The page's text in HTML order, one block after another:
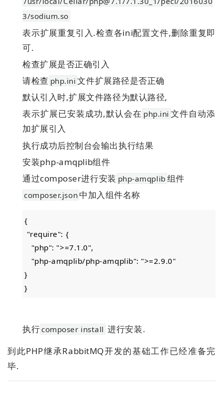
3/sodium.so
表示扩展重复引入.检查各ini配置文件,删除重复即
可.
检查扩展是否正确引入
请检查 php.ini 文件扩展路径是否正确
默认引入时,扩展文件路径为默认路径,
表示扩展已安装成功,默认会在 php.ini 文件自动添
加扩展引入
执行成功后控制台会输出执行结果
安装php-amqplib组件
通过composer进行安装 php-amqplib 组件
composer.json 中加入组件名称
{
"require": {
"php": ">=7.1.0",
"php-amqplib/php-amqplib": ">=2.9.0"
}
}
执行 composer install 进行安装.
到此PHP继承RabbitMQ开发的基础工作已经准备完
毕.